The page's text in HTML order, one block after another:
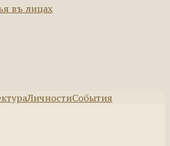
въ лицах
ЛичностиСобытия